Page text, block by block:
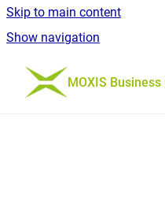
Skip to main content
Show navigation
Go to homepage
MOXIS Business